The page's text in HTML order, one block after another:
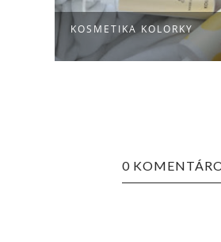
KOSMETIKA KOLORKY
0